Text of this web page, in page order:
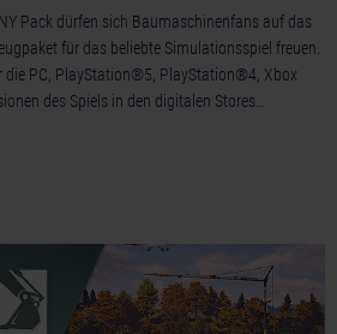
Pack dürfen sich Baumaschinenfans auf das
für das beliebte Simulationsspiel freuen.
die PC, PlayStation®5, PlayStation®4, Xbox
des Spiels in den digitalen Stores…